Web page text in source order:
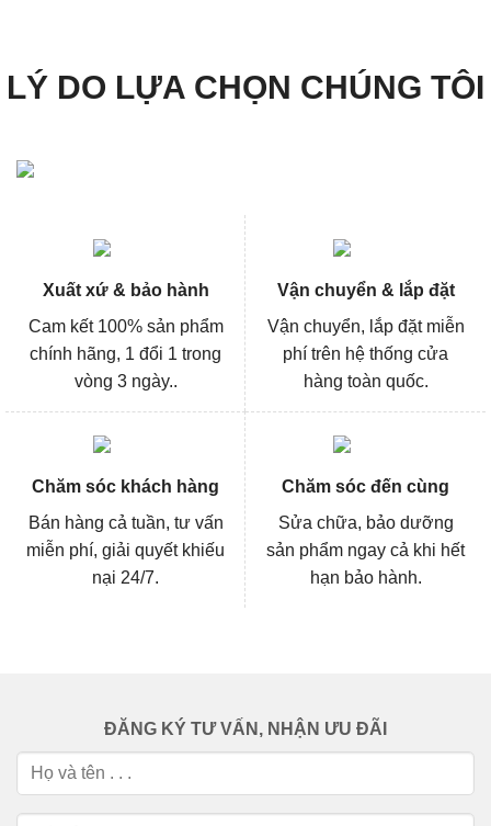
LÝ DO LỰA CHỌN CHÚNG TÔI
Xuất xứ & bảo hành
Cam kết 100% sản phẩm
chính hãng, 1 đổi 1 trong
vòng 3 ngày..
Vận chuyển & lắp đặt
Vận chuyển, lắp đặt miễn
phí trên hệ thống cửa
hàng toàn quốc.
Chăm sóc khách hàng
Bán hàng cả tuần, tư vấn
miễn phí, giải quyết khiếu
nại 24/7.
Chăm sóc đến cùng
Sửa chữa, bảo dưỡng
sản phẩm ngay cả khi hết
hạn bảo hành.
ĐĂNG KÝ TƯ VẤN, NHẬN ƯU ĐÃI